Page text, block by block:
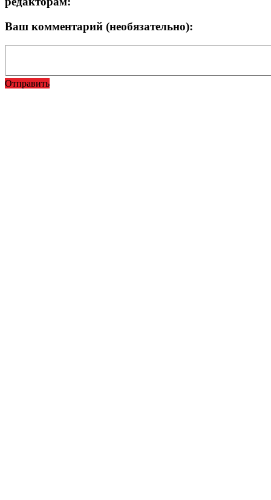
Ваш комментарий (необязательно):
Отправить